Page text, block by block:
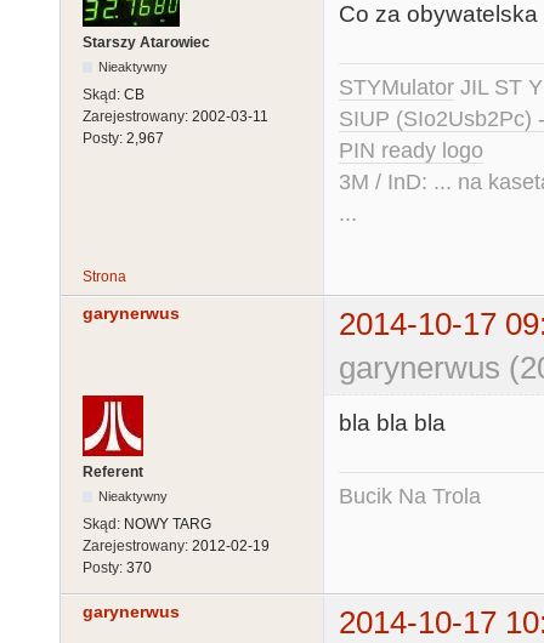
Starszy Atarowiec
Nieaktywny
Skąd: CB
Zarejestrowany: 2002-03-11
Posty: 2,967
Co za
STYMulator JIL ST
SIUP (SIo2Usb2Pc)
PIN ready logo
3M / InD: ... na
...
Strona
garynerwus
2014-10-17
garynerwus
Referent
Nieaktywny
Skąd: NOWY TARG
Zarejestrowany: 2012-02-19
Posty: 370
bla bla bla
Bucik Na Trola
garynerwus
2014-10-17